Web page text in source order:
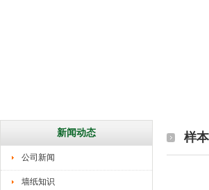
新闻动态
公司新闻
墙纸知识
样